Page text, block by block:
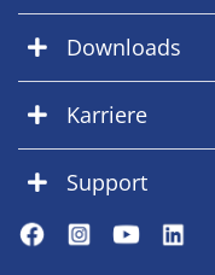
Downloads
Karriere
Support